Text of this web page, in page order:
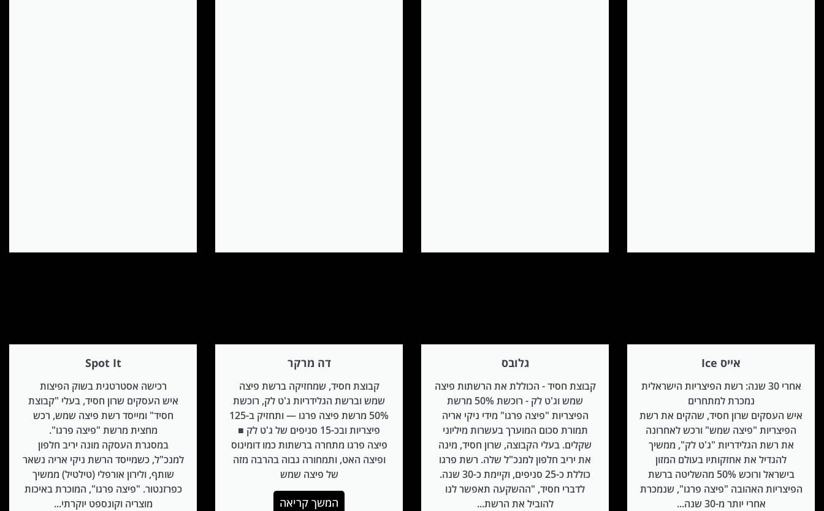
אייס Ice
אחרי 30 שנה: רשת הפיצריות הישראלית
נמכרת למתחרים
איש העסקים שרון חסיד, שהקים את רשת
הפיצריות "פיצה שמש" ורכש לאחרונה
את רשת הגלידריות "ג'ט לק", ממשיך
להגדיל את אחזקותיו בעולם המזון
בישראל ורוכש 50% מהשליטה ברשת
הפיצריות האהובה "פיצה פרגו", שנמכרת
אחרי יותר מ-30 שנה...
גלובס
קבוצת חסיד - הכוללת את הרשתות פיצה
שמש וג'ט לק - רוכשת 50% מרשת
הפיצריות "פיצה פרגו" מידי ניקי אריה
תמורת סכום המוערך בעשרות מיליוני
שקלים. בעלי הקבוצה, שרון חסיד, מינה
את יריב חלפון למנכ"ל שלה. רשת פרגו
כוללת כ-25 סניפים, וקיימת כ-30 שנה.
לדברי חסיד, "ההשקעה תאפשר לנו
להוביל את הרשת...
דה מרקר
קבוצת חסיד, שמחזיקה ברשת פיצה
שמש וברשת הגלידריות ג'ט לק, רוכשת
50% מרשת פיצה פרגו — ותחזיק ב-125
פיצריות ובכ-15 סניפים של ג'ט לק ■
פיצה פרגו מתחרה ברשתות כמו דומינוס
ופיצה האט, ותמחורה גבוה בהרבה מזה
של פיצה שמש
המשך קריאה
Spot It
רכישה אסטרטגית בשוק הפיצות
איש העסקים שרון חסיד, בעלי "קבוצת
חסיד" ומייסד רשת פיצה שמש, רכש
מחצית מרשת "פיצה פרגו".
במסגרת העסקה מונה יריב חלפון
למנכ"ל, כשמייסד הרשת ניקי אריה נשאר
שותף, ולירון אורפלי (טילטיל) ממשיך
כפרזנטור. "פיצה פרגו", המוכרת באיכות
מוצריה וקונספט יוקרתי...